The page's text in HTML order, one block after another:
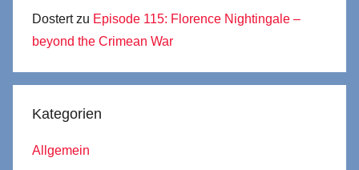
Dostertzu Episode 115: Florence Nightingale –
beyond the Crimean War
Kategorien
Allgemein